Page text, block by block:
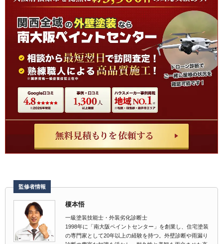
監修者情報
榎本悟
一級塗装技能士・外装劣化診断士
1998年に「南大阪ペイントセンター」を創業し、住宅塗装
の専門家として20年以上の経験を持つ。外壁診断や雨漏り